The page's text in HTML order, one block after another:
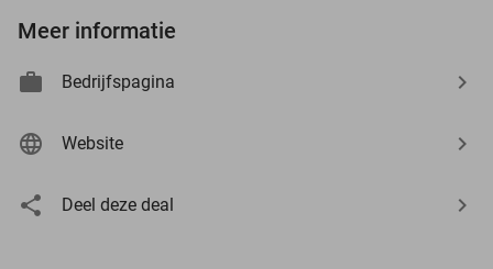
Meer informatie
Bedrijfspagina
Website
Deel deze deal